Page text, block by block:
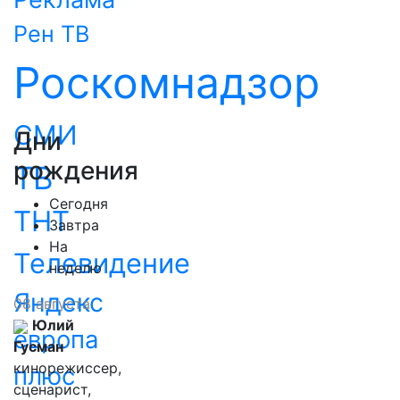
Рен ТВ
Роскомнадзор
СМИ
ТВ
ТНТ
Телевидение
Яндекс
европа
плюс
Дни
рождения
Сегодня
Завтра
На
неделю
08 августа
Юлий
Гусман
кинорежиссер,
сценарист,